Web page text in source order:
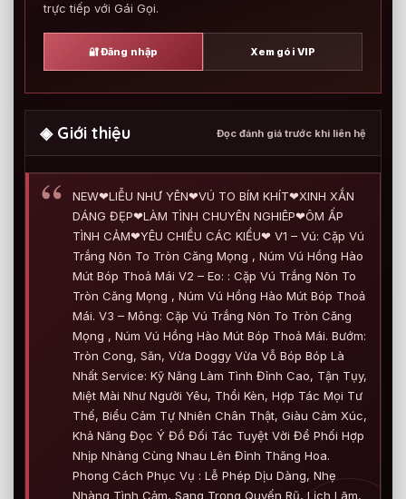
trực tiếp với Gái Gọi.
🔐 Đăng nhập Xem gói VIP
◈ Giới thiệu Đọc đánh giá trước khi liên hệ
NEW❤LIỄU NHƯ YÊN❤VÚ TO BÍM KHÍT❤XINH XẮN
DÁNG ĐẸP❤LÀM TÌNH CHUYÊN NGHIÊP❤ÔM ẤP
TÌNH CẢM❤YÊU CHIỀU CÁC KIỂU❤ V1 – Vú: Cặp Vú
Trắng Nõn To Tròn Căng Mọng , Núm Vú Hồng Hào
Mút Bóp Thoả Mái V2 – Eo: : Cặp Vú Trắng Nõn To
Tròn Căng Mọng , Núm Vú Hồng Hào Mút Bóp Thoả
Mái. V3 – Mông: Cặp Vú Trắng Nõn To Tròn Căng
Mọng , Núm Vú Hồng Hào Mút Bóp Thoả Mái. Bướm:
Tròn Cong, Săn, Vừa Doggy Vừa Vỗ Bóp Bóp Là
Nhất Service: Kỹ Năng Làm Tình Đỉnh Cao, Tận Tụy,
Miệt Mài Như Người Yêu, Thổi Kèn, Hợp Tác Mọi Tư
Thế, Biểu Cảm Tự Nhiên Chân Thật, Giàu Cảm Xúc,
Khả Năng Đọc Ý Đồ Đối Tác Tuyệt Vời Để Phối Hợp
Nhịp Nhàng Cùng Nhau Lên Đỉnh Thăng Hoa.
Phong Cách Phục Vụ : Lễ Phép Dịu Dàng, Nhẹ
Nhàng Tình Cảm, Sang Trọng Quyến Rũ, Lịch Lãm,